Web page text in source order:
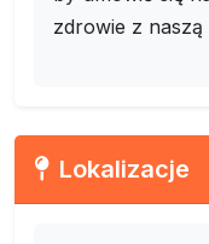
zdrowie z naszą
Lokalizacje